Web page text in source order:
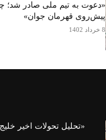
«دعوت به تیم ملی صادر شد؛
پیش‌روی قهرمان جوان»
8 خرداد 1402
«تحلیل تحولات اخیر